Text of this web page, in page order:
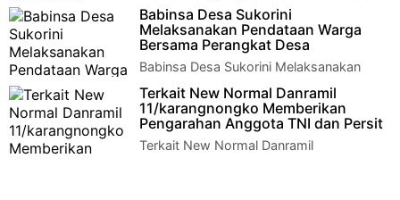
Jogonalan Mendampingi Rapid TestSertu Paryanto…
Babinsa Desa Sukorini
Melaksanakan Pendataan Warga
Bersama Perangkat Desa
Babinsa Desa Sukorini Melaksanakan
Pendataan Warga Bersama Perangkat
Desa Kodim Klaten - Ditengah wabah Covid-19, Babins…
Terkait New Normal Danramil
11/karangnongko Memberikan
Pengarahan Anggota TNI dan Persit
Terkait New Normal Danramil